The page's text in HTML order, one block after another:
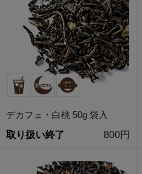
デカフェ・白桃 50g 袋入
取り扱い終了
800円